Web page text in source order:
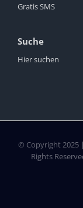
Gratis SMS
Suche
Hier suchen
© Copyright 2025
Rights